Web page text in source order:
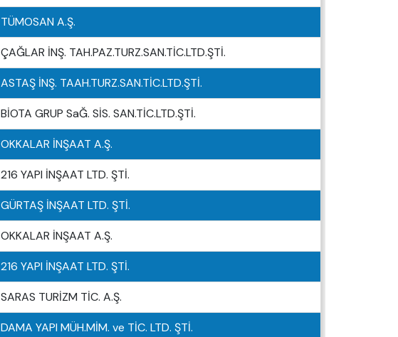
TÜMOSAN A.Ş.
ÇAĞLAR İNŞ. TAH.PAZ.TURZ.SAN.TİC.LTD.ŞTİ.
ASTAŞ İNŞ. TAAH.TURZ.SAN.TİC.LTD.ŞTİ.
BİOTA GRUP SaĞ. SİS. SAN.TİC.LTD.ŞTİ.
OKKALAR İNŞAAT A.Ş.
216 YAPI İNŞAAT LTD. ŞTİ.
GÜRTAŞ İNŞAAT LTD. ŞTİ.
OKKALAR İNŞAAT A.Ş.
216 YAPI İNŞAAT LTD. ŞTİ.
SARAS TURİZM TİC. A.Ş.
DAMA YAPI MÜH.MİM. ve TİC. LTD. ŞTİ.